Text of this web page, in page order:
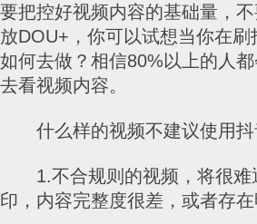
要把控好视频内容的基础量，
放DOU+，你可以试想当你在
如何去做？相信80%以上的人
去看视频内容。
什么样的视频不建议使用抖
1.不合规则的视频，将很难
印，内容完整度很差，或者存